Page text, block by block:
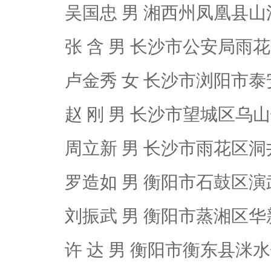
吴国忠 男 湘西州凤凰县
张 含 男 长沙市公安局雨
卢金秀 女 长沙市浏阳市
赵 刚 男 长沙市望城区乌
周立新 男 长沙市雨花区
罗造如 男 衡阳市石鼓区
刘振武 男 衡阳市蒸湘区
许 达 男 衡阳市衡东县洣